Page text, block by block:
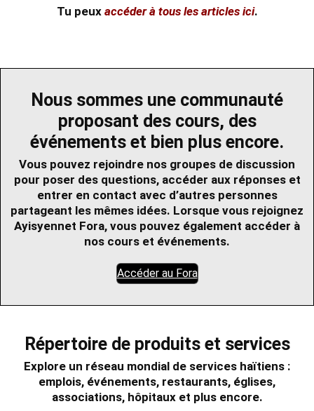
Tu peux accéder à tous les articles ici.
Nous sommes une communauté
proposant des cours, des
événements et bien plus encore.
Vous pouvez rejoindre nos groupes de discussion
pour poser des questions, accéder aux réponses et
entrer en contact avec d’autres personnes
partageant les mêmes idées. Lorsque vous rejoignez
Ayisyennet Fora, vous pouvez également accéder à
nos cours et événements.
Accéder au Fora
Répertoire de produits et services
Explore un réseau mondial de services haïtiens :
emplois, événements, restaurants, églises,
associations, hôpitaux et plus encore.